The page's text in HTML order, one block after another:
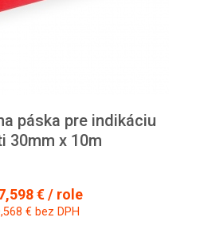
páska pre indikáciu
30mm x 10m
€ / role
€ bez DPH